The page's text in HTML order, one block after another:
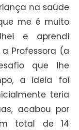
na saúde
me é muito
e aprendi
Professora (a
que lhe
a ideia foi
teria
acabou por
total de 14